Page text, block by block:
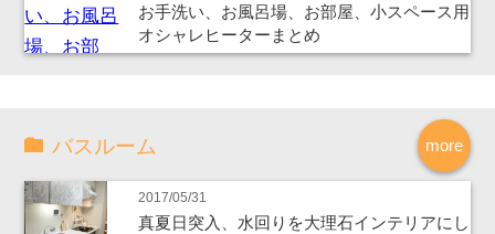
お手洗い、お風呂場、お部屋、小スペース用
オシャレヒーターまとめ
more
バスルーム
2017/05/31
真夏日突入、水回りを大理石インテリアにし